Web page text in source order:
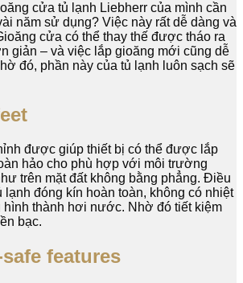
cửa tủ lạnh Liebherr của mình cần
năm sử dụng? Việc này rất dễ dàng và
cửa có thể thay thế được tháo ra
giản – và việc lắp gioăng mới cũng dễ
đó, phần này của tủ lạnh luôn sạch sẽ
được giúp thiết bị có thể được lắp
hảo cho phù hợp với môi trường
trên mặt đất không bằng phẳng. Điều
lạnh đóng kín hoàn toàn, không có nhiệt
hình thành hơi nước. Nhờ đó tiết kiệm
bạc.
features